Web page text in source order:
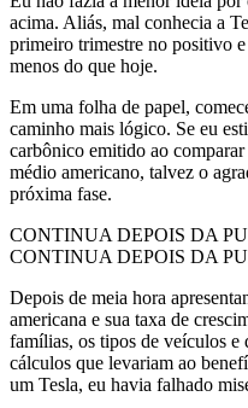
acima. Aliás, mal conhecia a
primeiro trimestre no positivo
menos do que hoje.
Em uma folha de papel,
caminho mais lógico. Se eu
carbônico emitido ao
médio americano, talvez o
próxima fase.
CONTINUA DEPOIS DA
CONTINUA DEPOIS DA
Depois de meia hora
americana e sua taxa de
famílias, os tipos de veículos e
cálculos que levariam ao
um Tesla, eu havia falhado